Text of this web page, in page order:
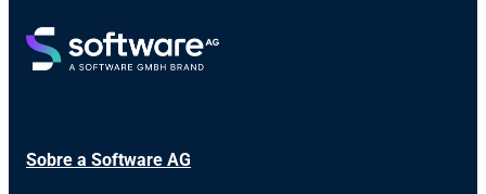
Sobre a Software AG